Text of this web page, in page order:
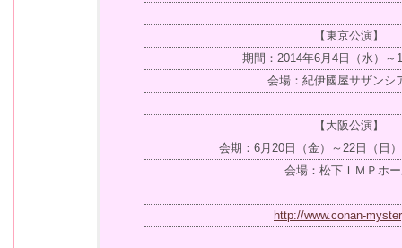
【東京公演】
期間：2014年6月4日（水）～
会場：紀伊國屋サザンシ
【大阪公演】
会期：6月20日（金）～22日（日
会場：松下ＩＭＰホ
http://www.conan-